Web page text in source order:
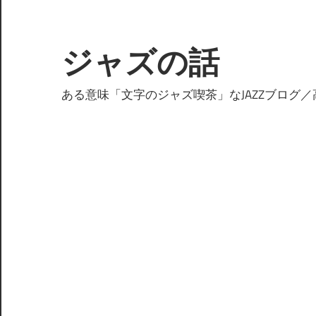
テ
ン
ツ
ジャズの話
ある意味「文字のジャズ喫茶」なJAZZブログ